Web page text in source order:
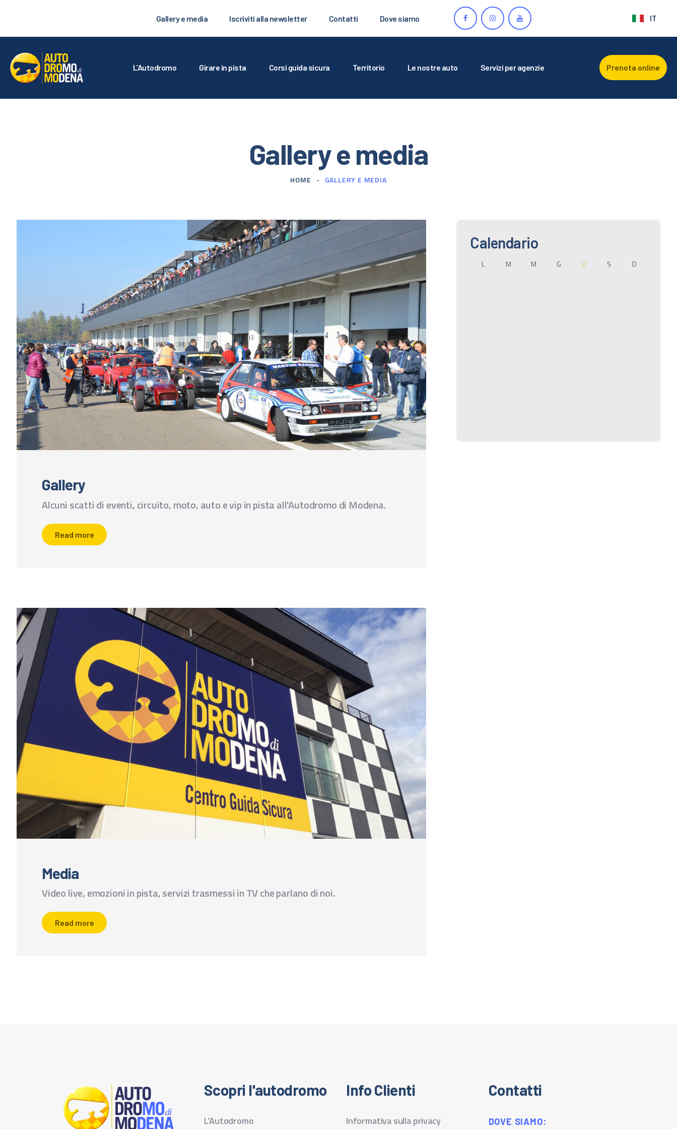
Gallery e media Iscriviti alla newsletter Contatti Dove siamo IT
L’Autodromo Girare in pista Corsi guida sicura Territorio Le nostre auto Servizi per agenzie Prenota online
L’AUTODROMO
GIRARE IN PISTA
CORSI GUIDA SICURA
TERRITORIO
SERVIZI PER AGENZIE
GALLERY E MEDIA
NEWSLETTER
CONTATTI
DOVE SIAMO
IT
EN
Gallery e media
HOME GALLERY E MEDIA
Gallery
Alcuni scatti di eventi, circuito, moto, auto e vip in pista all'Autodromo di Modena.
Read more
Media
Video live, emozioni in pista, servizi trasmessi in TV che parlano di noi.
Read more
Calendario
L M M G V S D
Scopri l'autodromo
L’Autodromo
Info Clienti
Informativa sulla privacy
Contatti
DOVE SIAMO: